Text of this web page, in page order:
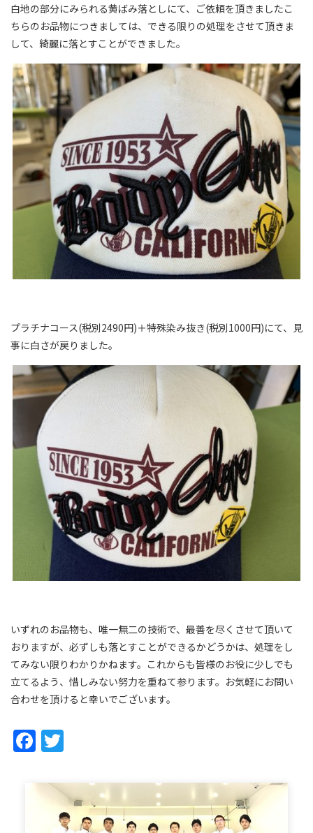
白地の部分にみられる黄ばみ落としにて、ご依頼を頂きましたこ
ちらのお品物につきましては、できる限りの処理をさせて頂きま
して、綺麗に落とすことができました。
プラチナコース(税別2490円)＋特殊染み抜き(税別1000円)にて、見
事に白さが戻りました。
いずれのお品物も、唯一無二の技術で、最善を尽くさせて頂いて
おりますが、必ずしも落とすことができるかどうかは、処理をし
てみない限りわかりかねます。これからも皆様のお役に少しでも
立てるよう、惜しみない努力を重ねて参ります。お気軽にお問い
合わせを頂けると幸いでございます。
Facebook